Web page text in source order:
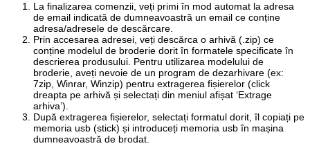
La finalizarea comenzii, veți primi în mod automat la adresa
de email indicată de dumneavoastră un email ce conține
adresa/adresele de descărcare.
Prin accesarea adresei, veți descărca o arhivă (.zip) ce
conține modelul de broderie dorit în formatele specificate în
descrierea produsului. Pentru utilizarea modelului de
broderie, aveți nevoie de un program de dezarhivare (ex:
7zip, Winrar, Winzip) pentru extragerea fișierelor (click
dreapta pe arhivă și selectați din meniul afișat ‘Extrage
arhiva’).
După extragerea fișierelor, selectați formatul dorit, îl copiați pe
memoria usb (stick) și introduceți memoria usb în mașina
dumneavoastră de brodat.